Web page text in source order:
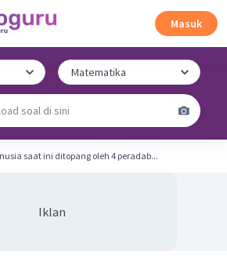
Masuk
saat ini ditopang oleh 4 peradab...
Iklan